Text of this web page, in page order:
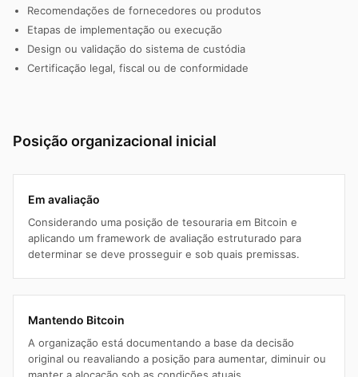
Recomendações de fornecedores ou produtos
Etapas de implementação ou execução
Design ou validação do sistema de custódia
Certificação legal, fiscal ou de conformidade
Posição organizacional inicial
Em avaliação
Considerando uma posição de tesouraria em Bitcoin e
aplicando um framework de avaliação estruturado para
determinar se deve prosseguir e sob quais premissas.
Mantendo Bitcoin
A organização está documentando a base da decisão
original ou reavaliando a posição para aumentar, diminuir ou